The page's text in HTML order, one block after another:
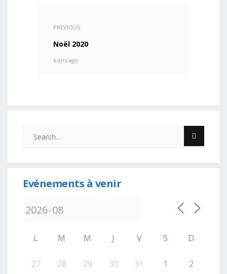
PREVIOUS
Noël 2020
6 ans ago
Evénements à venir
L M M J V S D
27 28 29 30 31 1 2